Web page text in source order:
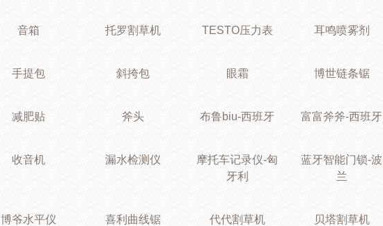
音箱 托罗割草机 TESTO压力表 耳鸣喷雾剂
手提包 斜挎包 眼霜 博世链条锯
减肥贴 斧头 布鲁biu-西班牙 富富斧斧-西班牙
收音机 漏水检测仪
摩托车记录仪-匈
牙利
蓝牙智能门锁-波
兰
博爷水平仪 喜利曲线锯 代代割草机 贝塔割草机